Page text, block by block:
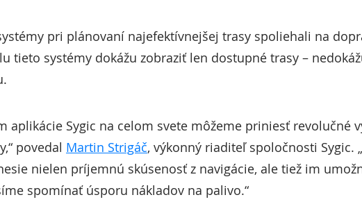
pri plánovaní najefektívnejšej trasy spoliehali na
tieto systémy dokážu zobraziť len dostupné trasy –
aplikácie Sygic na celom svete môžeme priniesť revolučné
povedal Martin Strigáč, výkonný riaditeľ spoločnosti Sygic.
nielen príjemnú skúsenosť z navigácie, ale tiež im
spomínať úsporu nákladov na palivo.“